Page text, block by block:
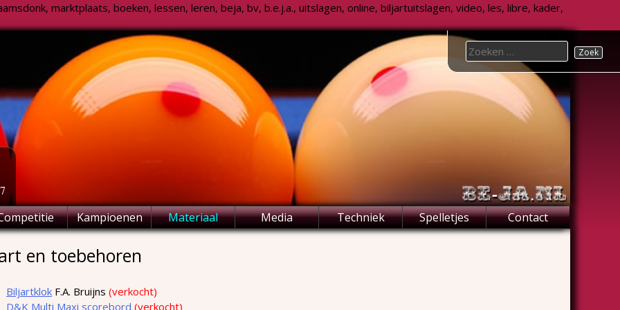
marktplaats, boeken, lessen, leren, beja, bv, b.e.j.a., uitslagen, online, biljartuitslagen, video, les, libre, kader,
Kampioenen Materiaal Media Techniek Spelletjes Contact
Search
for:
en toebehoren
Biljartklok F.A. Bruijns (verkocht)
D&K Multi Maxi scorebord (verkocht)